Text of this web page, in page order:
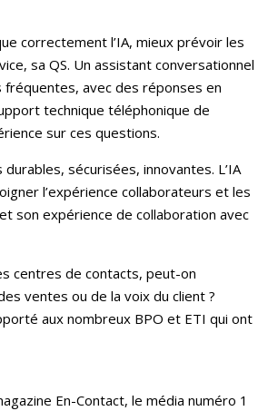
correctement l’IA, mieux prévoir les
sa QS. Un assistant conversationnel
avec des réponses en
technique téléphonique de
sur ces questions.
sécurisées, innovantes. L’IA
l’expérience collaborateurs et les
son expérience de collaboration avec
centres de contacts, peut-on
ventes ou de la voix du client ?
aux nombreux BPO et ETI qui ont
En-Contact, le média numéro 1